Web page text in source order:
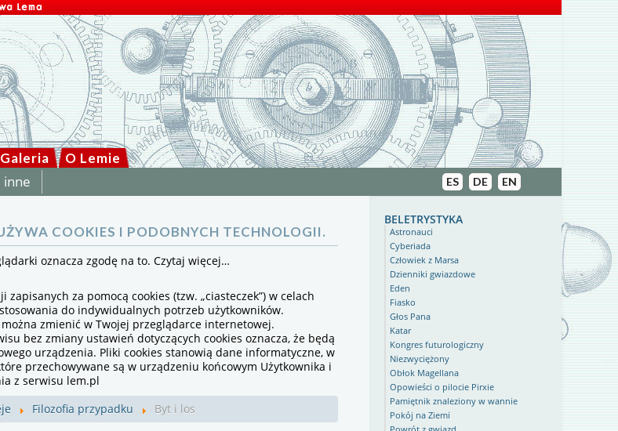
Galeria O Lemie
inne EN
DE
ES
COOKIES I PODOBNYCH TECHNOLOGII.
oznacza zgodę na to.Czytaj więcej…
za pomocą cookies (tzw. „ciasteczek”) w celach
do indywidualnych potrzeb użytkowników.
zmienić w Twojej przeglądarce internetowej.
bez zmiany ustawień dotyczących cookies oznacza, że będą
urządzenia. Pliki cookies stanowią dane informatyczne, w
przechowywane są w urządzeniu końcowym Użytkownika i
z serwisu lem.pl
Filozofia przypadku Byt i los
beletrystyka
Astronauci
Cyberiada
Człowiek z Marsa
Dzienniki gwiazdowe
Eden
Fiasko
Głos Pana
Katar
Kongres futurologiczny
Niezwyciężony
Obłok Magellana
Opowieści o pilocie Pirxie
Pamiętnik znaleziony w wannie
Pokój na Ziemi